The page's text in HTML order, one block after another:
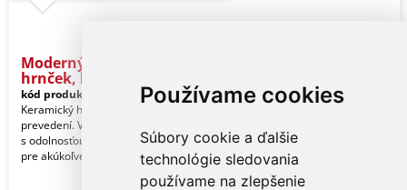
Používame cookies
Súbory cookie a ďalšie
technológie sledovania
používame na zlepšenie
Moderný keramický
hrnček, biel
kód produktu:
81_434043
Keramický hrnček v modernom
prevedení. Vhodné do umývačky riadu
s odolnosťou až 125 umývacích cyklov
pre akúkoľvek dekor